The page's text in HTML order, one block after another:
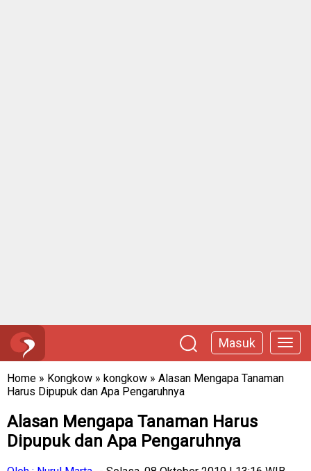
Masuk
Home » Kongkow » kongkow » Alasan Mengapa Tanaman
Harus Dipupuk dan Apa Pengaruhnya
Alasan Mengapa Tanaman Harus
Dipupuk dan Apa Pengaruhnya